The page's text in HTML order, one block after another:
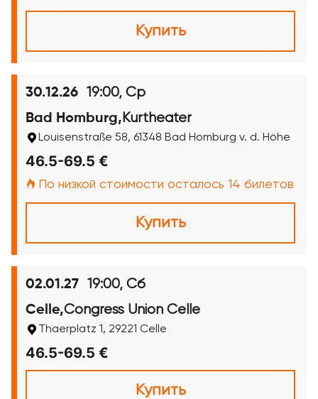
Купить
30.12.26 19:00, Ср
Bad Homburg, Kurtheater
Louisenstraße 58, 61348 Bad Homburg v. d. Höhe
46.5-69.5 €
По низкой стоимости осталось 14 билетов
Купить
02.01.27 19:00, Сб
Celle,Congress Union Celle
Thaerplatz 1, 29221 Celle
46.5-69.5 €
Купить